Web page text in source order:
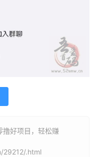
撸好项目，轻松赚
29212/.html